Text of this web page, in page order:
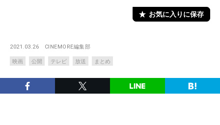
お気に入りに保存
2021.03.26 CINEMORE編集部
映画 公開 テレビ 放送 まとめ